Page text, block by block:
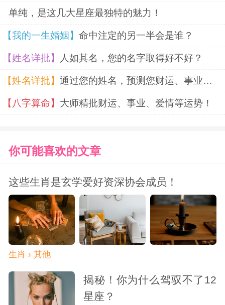
小众的音乐类型，如后摇、实验电子音乐
等。后摇音乐通常没有歌词，以纯音乐的形
式通过复杂的乐器编排和层次分明的旋律，
营造出一种空灵、深邃的氛围；实验电子音
乐则充满了创新和突破，不断挑战传统音乐
面，能够欣赏音乐中严谨的结构和复杂的编
感和氛围所打动。他们在聆听这些小众音乐
时，能够沉浸在自己的世界里，感受音乐带
来的独特体验，仿佛与创作者进行了一场跨
越时空的心灵对话。
此外，AB型血的人还热衷于参与一些小
单纯，是这几大星座最独特的魅力！
【我的一生婚姻】命中注定的另一半会是谁？
【姓名详批】 人如其名，您的名字取得好不好？
【姓名详批】通过您的姓名，预测您财运、事业、婚姻
【八字算命】 大师精批财运、事业、爱情等运势！
你可能喜欢的文章
这些生肖是玄学爱好资深协会成员！
生肖 › 其他
揭秘！你为什么驾驭不了12
星座？